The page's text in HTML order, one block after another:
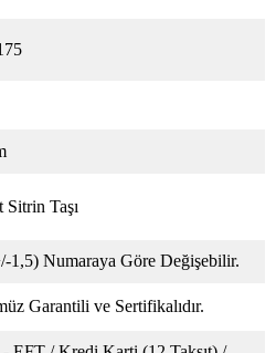
Sitrin Taşı
1,5) Numaraya Göre Değişebilir.
Garantili ve Sertifikalıdır.